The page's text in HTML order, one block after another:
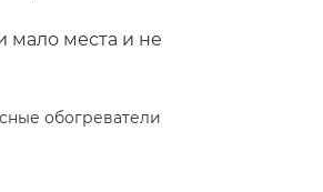
мало места и не
обогреватели